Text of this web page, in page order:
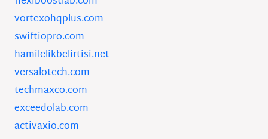
vortexohqplus.com
swiftiopro.com
hamilelikbelirtisi.net
versalotech.com
techmaxco.com
exceedolab.com
activaxio.com